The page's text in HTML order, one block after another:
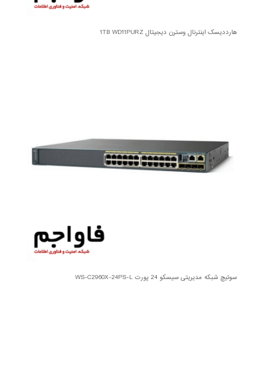
هارددیسک اینترنال وسترن دیجیتال 1TB WD11PURZ
سوئیچ شبکه مدیریتی سیسکو 24 پورت WS-C2960X-24PS-L